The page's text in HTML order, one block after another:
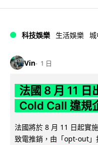
科技娛樂 生活娛樂
Vin 1 日
法國 8 月 11 日
Cold Call 違規
法國將於 8 月 11 日起實
致電推銷，由「opt-out